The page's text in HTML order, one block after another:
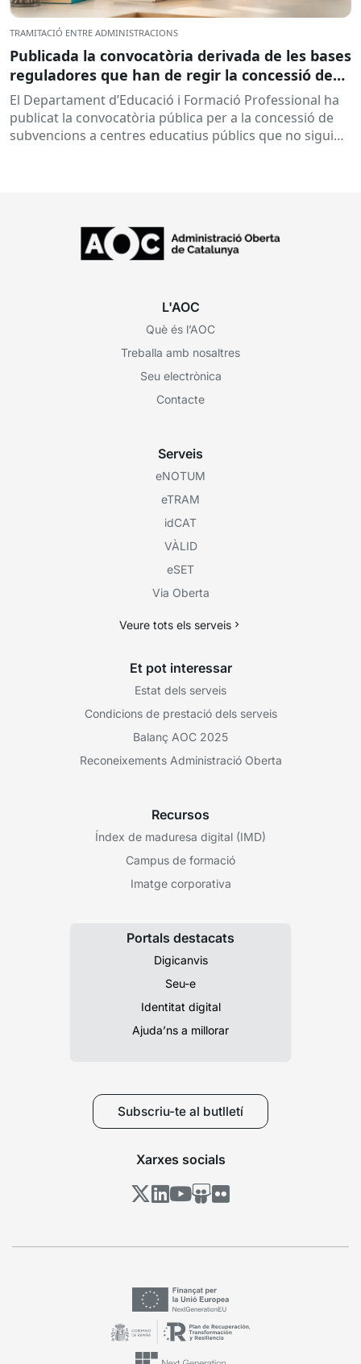
TRAMITACIÓ ENTRE ADMINISTRACIONS
Publicada la convocatòria derivada de les bases
reguladores que han de regir la concessió de
subvencions a centres educatius, per al
desenvolupament de programes de formació i
inserció, durant el curs 2026-2027
El Departament d’Educació i Formació Professional ha
publicat la convocatòria pública per a la concessió de
subvencions a centres educatius públics que no siguin
L'AOC
Què és l’AOC
Treballa amb nosaltres
Seu electrònica
Contacte
Serveis
eNOTUM
eTRAM
idCAT
VÀLID
eSET
Via Oberta
Veure tots els serveis
Et pot interessar
Estat dels serveis
Condicions de prestació dels serveis
Balanç AOC 2025
Reconeixements Administració Oberta
Recursos
Índex de maduresa digital (IMD)
Campus de formació
Imatge corporativa
Portals destacats
Digicanvis
Seu-e
Identitat digital
Ajuda’ns a millorar
Subscriu-te al butlletí
Xarxes socials